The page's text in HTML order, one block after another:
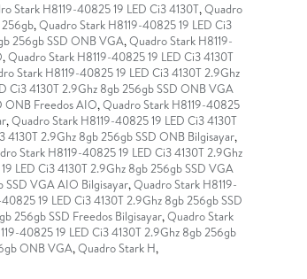
Stark H8119-40825 19 LED Ci3 4130T,Quadro
,Quadro Stark H8119-40825 19 LED Ci3
256gb SSD ONB VGA,Quadro Stark H8119-
,Quadro Stark H8119-40825 19 LED Ci3 4130T
Stark H8119-40825 19 LED Ci3 4130T 2.9Ghz
Ci3 4130T 2.9Ghz 8gb 256gb SSD ONB VGA
ONB Freedos AIO,Quadro Stark H8119-40825
,Quadro Stark H8119-40825 19 LED Ci3 4130T
4130T 2.9Ghz 8gb 256gb SSD ONB Bilgisayar,
Stark H8119-40825 19 LED Ci3 4130T 2.9Ghz
LED Ci3 4130T 2.9Ghz 8gb 256gb SSD VGA
SSD VGA AIO Bilgisayar,Quadro Stark H8119-
19 LED Ci3 4130T 2.9Ghz 8gb 256gb SSD
256gb SSD Freedos Bilgisayar,Quadro Stark
40825 19 LED Ci3 4130T 2.9Ghz 8gb 256gb
ONB VGA,Quadro Stark H,